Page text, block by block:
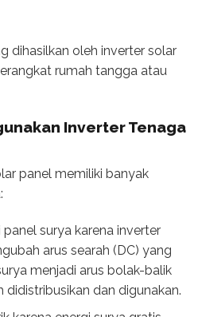
dihasilkan oleh inverter solar
rumah tangga atau
Inverter Tenaga
panel memiliki banyak
surya karena inverter
arus searah (DC) yang
menjadi arus bolak-balik
didistribusikan dan digunakan.